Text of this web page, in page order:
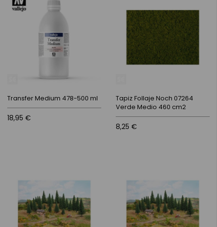
Transfer Medium 478-500 ml
18,95 €
Tapiz Follaje Noch 07264
Verde Medio 460 cm2
8,25 €